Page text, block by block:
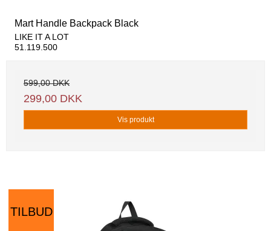
Mart Handle Backpack Black
LIKE IT A LOT
51.119.500
599,00 DKK
299,00 DKK
Vis produkt
TILBUD